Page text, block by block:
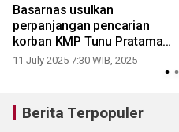
Basarnas usulkan
perpanjangan pencarian
korban KMP Tunu Pratama
Jaya
11 July 2025 7:30 WIB, 2025
Berita Terpopuler